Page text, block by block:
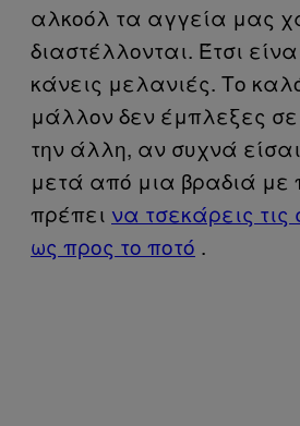
αλκοόλ τα αγγεία μας
διαστέλλονται. Έτσι
κάνεις μελανιές. Το
μάλλον δεν έμπλεξες
την άλλη, αν συχνά
μετά από μια βραδιά με
πρέπει να τσεκάρεις τις
ως προς το ποτό .